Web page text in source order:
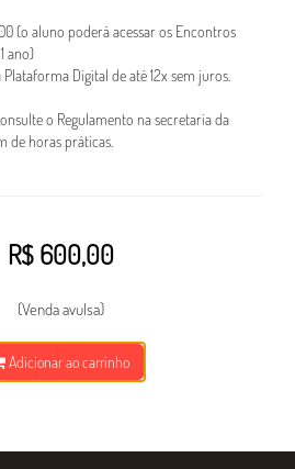
WhatsApp:
(11) 97162-3456
E-mail:
Rua Visconde de Parnaíba, 2737
(o aluno poderá acessar os Encontros
ano)
Digital de até 12x sem juros.
o Regulamento na secretaria da
de horas práticas.
R$ 600,00
(Venda avulsa)
Adicionar ao carrinho